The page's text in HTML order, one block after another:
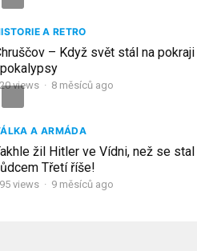
A RETRO
– Když svět stál na pokraji
views · 8 měsíců ago
A ARMÁDA
žil Hitler ve Vídni, než se stal
Třetí říše!
views · 9 měsíců ago